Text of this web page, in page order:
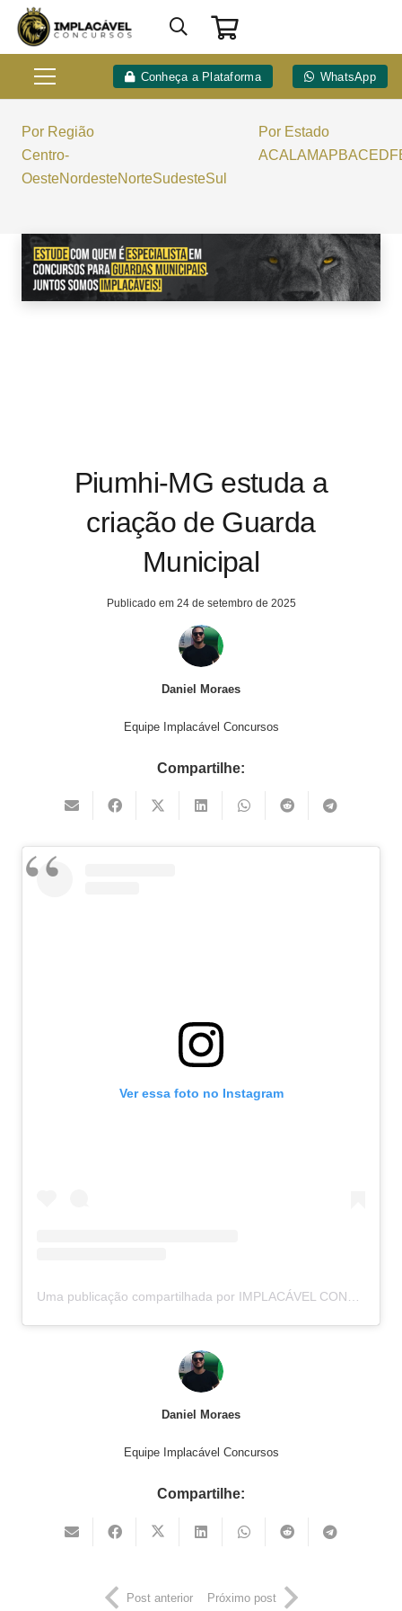
Conheça a Plataforma WhatsApp
Por Região
Centro-
OesteNordesteNorteSudesteSul
Por Estado
ACALAMAPBACEDF
Piumhi-MG estuda a
criação de Guarda
Municipal
Publicado em 24 de setembro de 2025
Daniel Moraes
Equipe Implacável Concursos
Compartilhe:
Ver essa foto no Instagram
Uma publicação compartilhada por IMPLACÁVEL CONCURSOS (@implacavelconcursos)
Daniel Moraes
Equipe Implacável Concursos
Compartilhe:
Post anterior Próximo post